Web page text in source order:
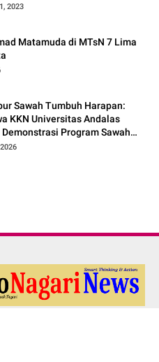
2023
Matamuda di MTsN 7 Lima
Sawah Tumbuh Harapan:
KKN Universitas Andalas
Program Sawah
di Jorong Bayua